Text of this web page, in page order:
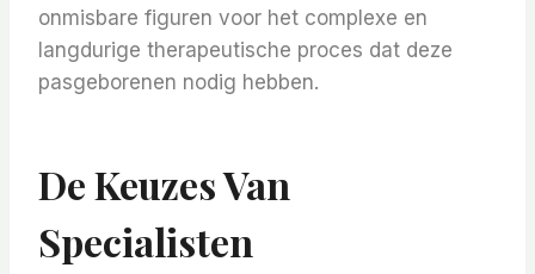
onmisbare figuren voor het complexe en
langdurige therapeutische proces dat deze
pasgeborenen nodig hebben.
De Keuzes Van
Specialisten